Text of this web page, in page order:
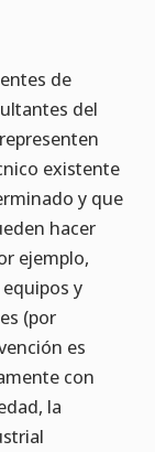
de
del
existente
y que
hacer
ejemplo,
y
(por
es
con
la